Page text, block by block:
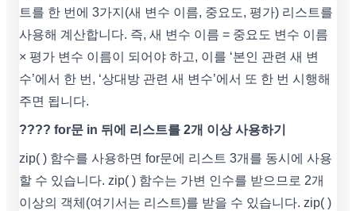
트를 한 번에 3가지(새 변수 이름, 중요도, 평가) 리스트를
사용해 계산합니다. 즉, 새 변수 이름 = 중요도 변수 이름
× 평가 변수 이름이 되어야 하고, 이를 ‘본인 관련 새 변
수’에서 한 번, ‘상대방 관련 새 변수’에서 또 한 번 시행해
주면 됩니다.
???? for문 in 뒤에 리스트를 2개 이상 사용하기
zip( ) 함수를 사용하면 for문에 리스트 3개를 동시에 사용
할 수 있습니다. zip( ) 함수는 가변 인수를 받으므로 2개
이상의 객체(여기서는 리스트)를 받을 수 있습니다. zip( )